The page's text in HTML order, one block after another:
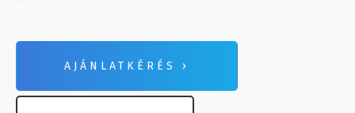
AJÁNLATKÉRÉS ›